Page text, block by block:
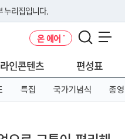
누리집입니다.
소를 사용하고 있다면 아래 URL에
온 에어
인콘텐츠 편성표
특집 국가기념식 종영